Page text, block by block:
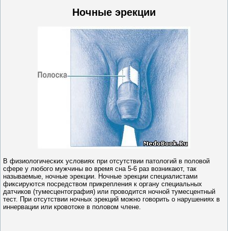
Ночные эрекции
В физиологических условиях при отсутствии патологий в половой
сфере у любого мужчины во время сна 5-6 раз возникают, так
называемые, ночные эрекции. Ночные эрекции специалистами
фиксируются посредством прикрепления к органу специальных
датчиков (тумесцентография) или проводится ночной тумесцентный
тест. При отсутствии ночных эрекций можно говорить о нарушениях в
иннервации или кровотоке в половом члене.